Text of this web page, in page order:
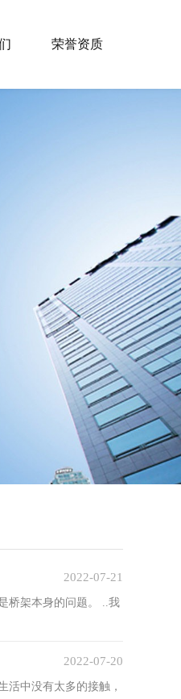
荣誉资质
2022-07-21
桥架本身的问题。 ..我
2022-07-20
活中没有太多的接触，